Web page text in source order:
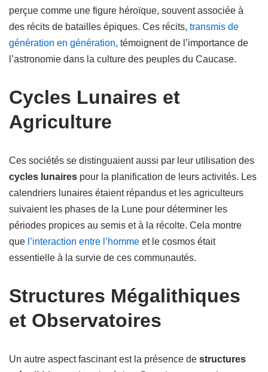
perçue comme une figure héroïque, souvent associée à
des récits de batailles épiques. Ces récits, transmis de
génération en génération, témoignent de l’importance de
l’astronomie dans la culture des peuples du Caucase.
Cycles Lunaires et
Agriculture
Ces sociétés se distinguaient aussi par leur utilisation des
cycles lunaires pour la planification de leurs activités. Les
calendriers lunaires étaient répandus et les agriculteurs
suivaient les phases de la Lune pour déterminer les
périodes propices au semis et à la récolte. Cela montre
que l’interaction entre l’homme et le cosmos était
essentielle à la survie de ces communautés.
Structures Mégalithiques
et Observatoires
Un autre aspect fascinant est la présence de structures